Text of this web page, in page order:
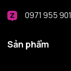
0971 955
Sản phẩm